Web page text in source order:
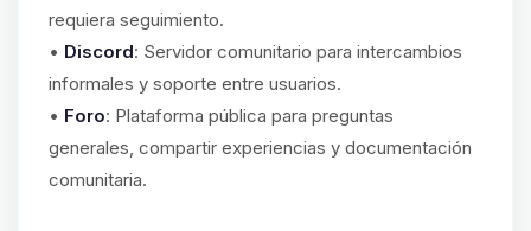
requiera seguimiento.
• Discord: Servidor comunitario para intercambios
informales y soporte entre usuarios.
• Foro: Plataforma pública para preguntas
generales, compartir experiencias y documentación
comunitaria.